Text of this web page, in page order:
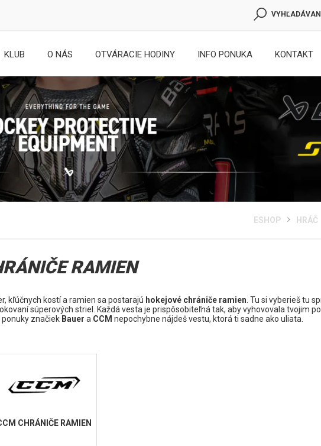
KLUB O NÁS OTVÁRACIE HODINY INFO PONUKA KONTAKT
ESHOP HRÁČ
RAMIEN
kľúčnych kostí a ramien sa postarajú hokejové chrániče ramien. Tu si vyberieš tu
súperových striel. Každá vesta je prispôsobiteľná tak, aby vyhovovala tvojim
značiek Bauer a CCM nepochybne nájdeš vestu, ktorá ti sadne ako uliata.
CHRÁNIČE RAMIEN